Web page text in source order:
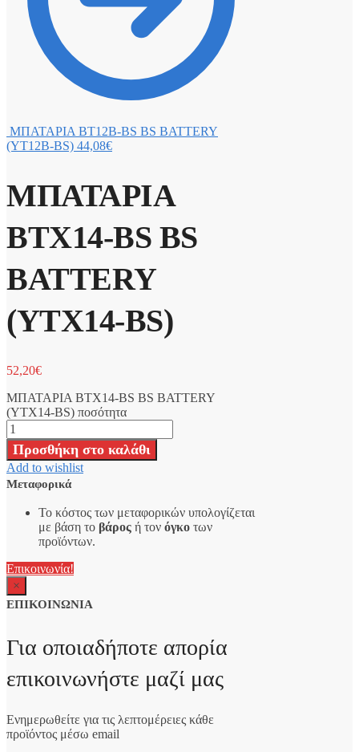
ΜΠΑΤΑΡΙΑ BT12B-BS BS BATTERY
(YT12B-BS) 44,08€
ΜΠΑΤΑΡΙΑ
BTX14-BS BS
BATTERY
(YTX14-BS)
52,20€
ΜΠΑΤΑΡΙΑ BTX14-BS BS BATTERY
(YTX14-BS) ποσότητα
Προσθήκη στο καλάθι
Add to wishlist
Μεταφορικά
Το κόστος των μεταφορικών υπολογίζεται
με βάση το βάρος ή τον όγκο των
προϊόντων.
Επικοινωνία!
×
ΕΠΙΚΟΙΝΩΝΙΑ
Για οποιαδήποτε απορία
επικοινωνήστε μαζί μας
Ενημερωθείτε για τις λεπτομέρειες κάθε
προϊόντος μέσω email